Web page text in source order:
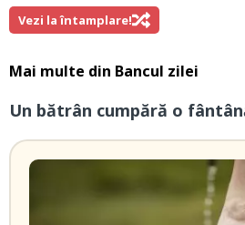
Vezi la întamplare!
Mai multe din Bancul zilei
Un bătrân cumpără o